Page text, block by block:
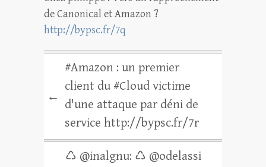
de Canonical et Amazon ?
http://bypsc.fr/7q
←
#Amazon : un premier
client du #Cloud victime
d'une attaque par déni de
service http://bypsc.fr/7r
♺ @inalgnu: ♺ @odelassi